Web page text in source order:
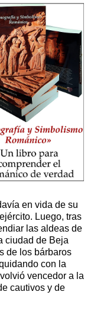
en vida de su
Luego, tras
las aldeas de
ciudad de Beja
de los bárbaros
con la
vencedor a la
cautivos y de